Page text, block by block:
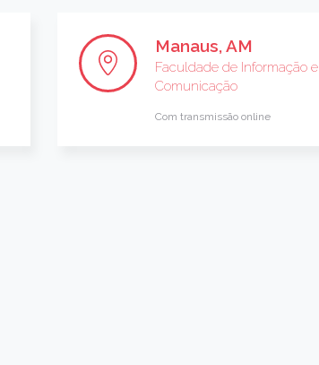
Manaus, AM
Faculdade de Informação e
Comunicação
Com transmissão online